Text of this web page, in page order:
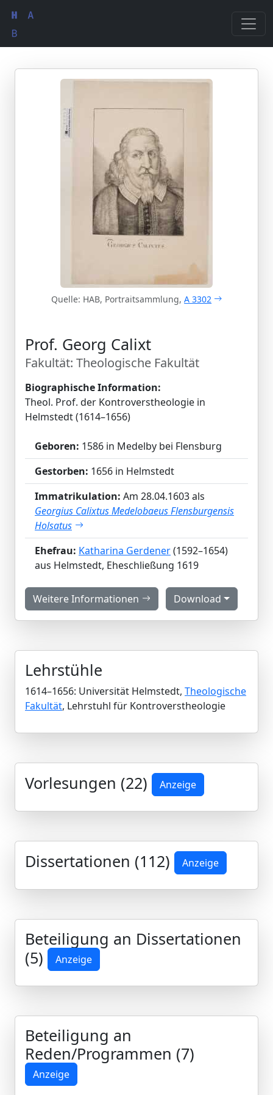
Quelle: HAB, Portraitsammlung,A 3302
Prof. Georg Calixt
Fakultät: Theologische Fakultät
Biographische Information:
Theol. Prof. der Kontroverstheologie in
Helmstedt (1614–1656)
Geboren: 1586 in Medelby bei Flensburg
Gestorben: 1656 in Helmstedt
Immatrikulation: Am 28.04.1603 als
Georgius Calixtus Medelobaeus Flensburgensis
Holsatus
Ehefrau: Katharina Gerdener(1592–1654)
aus Helmstedt, Eheschließung 1619
Weitere Informationen Download
Lehrstühle
1614–1656: Universität Helmstedt, Theologische
Fakultät, Lehrstuhl für Kontroverstheologie
Vorlesungen (22) Anzeige
Dissertationen (112) Anzeige
Beteiligung an Dissertationen
(5)
Anzeige
Beteiligung an
Reden/Programmen (7)
Anzeige